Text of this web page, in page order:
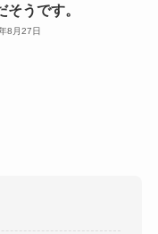
そうです。
8月27日